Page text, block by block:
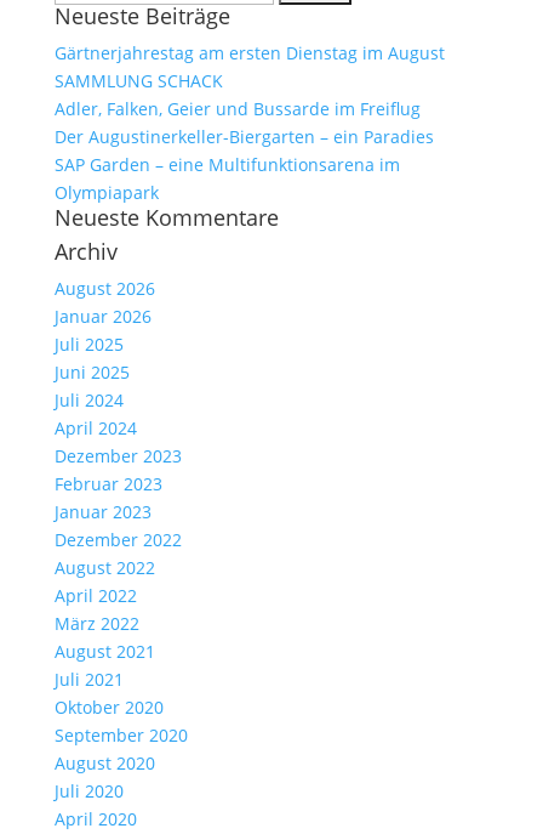
nach:
Neueste Beiträge
Gärtnerjahrestag am ersten Dienstag im August
SAMMLUNG SCHACK
Adler, Falken, Geier und Bussarde im Freiflug
Der Augustinerkeller-Biergarten – ein Paradies
SAP Garden – eine Multifunktionsarena im
Olympiapark
Neueste Kommentare
Archiv
August 2026
Januar 2026
Juli 2025
Juni 2025
Juli 2024
April 2024
Dezember 2023
Februar 2023
Januar 2023
Dezember 2022
August 2022
April 2022
März 2022
August 2021
Juli 2021
Oktober 2020
September 2020
August 2020
Juli 2020
April 2020